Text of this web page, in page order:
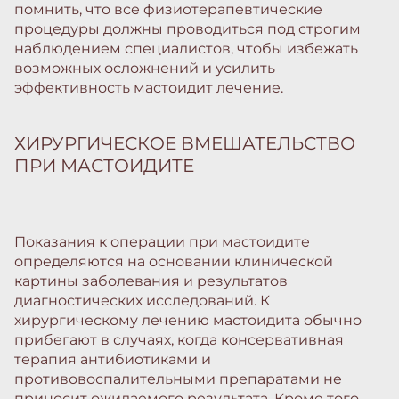
помнить, что все физиотерапевтические
процедуры должны проводиться под строгим
наблюдением специалистов, чтобы избежать
возможных осложнений и усилить
эффективность мастоидит лечение.
ХИРУРГИЧЕСКОЕ ВМЕШАТЕЛЬСТВО
ПРИ МАСТОИДИТЕ
Показания к операции при мастоидите
определяются на основании клинической
картины заболевания и результатов
диагностических исследований. К
хирургическому лечению мастоидита обычно
прибегают в случаях, когда консервативная
терапия антибиотиками и
противовоспалительными препаратами не